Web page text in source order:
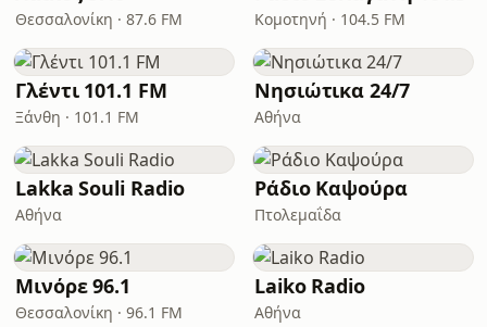
Θεσσαλονίκη · 87.6 FM Κομοτηνή · 104.5 FM
Γλέντι 101.1 FM
Ξάνθη · 101.1 FM
Νησιώτικα 24/7
Αθήνα
Lakka Souli Radio
Αθήνα
Ράδιο Καψούρα
Πτολεμαΐδα
Μινόρε 96.1
Θεσσαλονίκη · 96.1 FM
Laiko Radio
Αθήνα